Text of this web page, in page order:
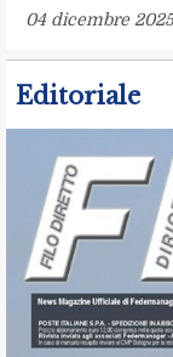
04 dicembre 2025
Editoriale